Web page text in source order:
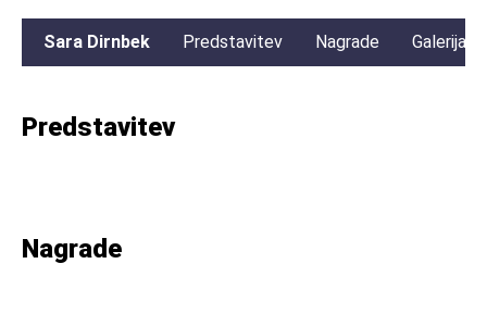
Sara Dirnbek Predstavitev Nagrade Galerija
Predstavitev
Nagrade